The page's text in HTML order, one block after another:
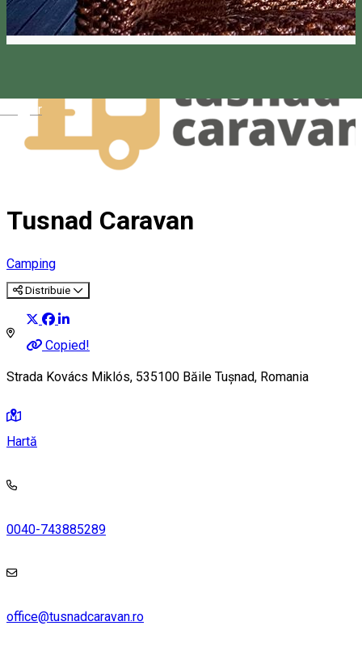
Magyar
Tusnad Caravan
Camping
Distribuie
Copied!
Strada Kovács Miklós, 535100 Băile Tușnad, Romania
Hartă
0040-743885289
office@tusnadcaravan.ro